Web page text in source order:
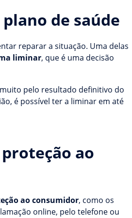
de saúde
reparar a situação. Uma delas
liminar, que é uma decisão
pelo resultado definitivo do
é possível ter a liminar em até
proteção ao
ao consumidor, como os
online, pelo telefone ou